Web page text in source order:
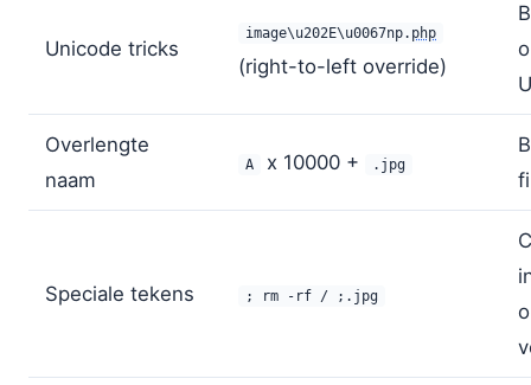
Unicode tricks
image\u202E\u0067np. php
(right-to-left override)
Overlengte
naam
A x 10000 + .jpg
Speciale tekens ; rm -rf / ;.jpg